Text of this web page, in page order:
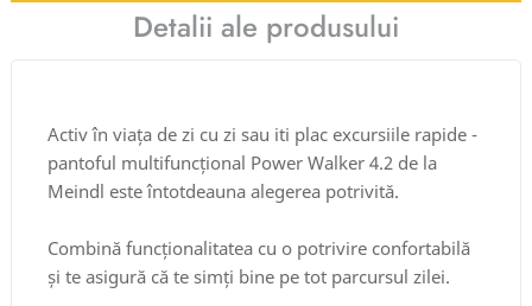
Detalii ale produsului
Activ în viața de zi cu zi sau iti plac excursiile rapide -
pantoful multifuncțional Power Walker 4.2 de la
Meindl este întotdeauna alegerea potrivită.
Combină funcționalitatea cu o potrivire confortabilă
și te asigură că te simți bine pe tot parcursul zilei.